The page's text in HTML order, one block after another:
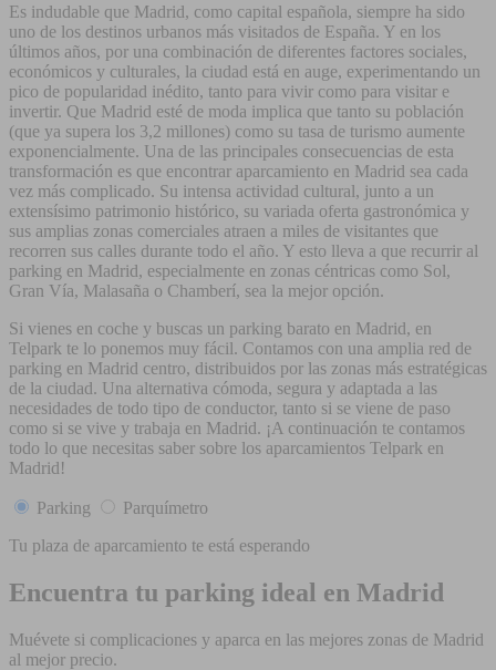
Es indudable que Madrid, como capital española, siempre ha sido
uno de los destinos urbanos más visitados de España. Y en los
últimos años, por una combinación de diferentes factores sociales,
económicos y culturales, la ciudad está en auge, experimentando un
pico de popularidad inédito, tanto para vivir como para visitar e
invertir. Que Madrid esté de moda implica que tanto su población
(que ya supera los 3,2 millones) como su tasa de turismo aumente
exponencialmente. Una de las principales consecuencias de esta
transformación es que encontrar aparcamiento en Madrid sea cada
vez más complicado. Su intensa actividad cultural, junto a un
extensísimo patrimonio histórico, su variada oferta gastronómica y
sus amplias zonas comerciales atraen a miles de visitantes que
recorren sus calles durante todo el año. Y esto lleva a que recurrir al
parking en Madrid, especialmente en zonas céntricas como Sol,
Gran Vía, Malasaña o Chamberí, sea la mejor opción.
Si vienes en coche y buscas un parking barato en Madrid, en
Telpark te lo ponemos muy fácil. Contamos con una amplia red de
parking en Madrid centro, distribuidos por las zonas más estratégicas
de la ciudad. Una alternativa cómoda, segura y adaptada a las
necesidades de todo tipo de conductor, tanto si se viene de paso
como si se vive y trabaja en Madrid. ¡A continuación te contamos
todo lo que necesitas saber sobre los aparcamientos Telpark en
Madrid!
Parking
Parquímetro
Tu plaza de aparcamiento te está esperando
Encuentra tu parking ideal en Madrid
Muévete si complicaciones y aparca en las mejores zonas de Madrid
al mejor precio.